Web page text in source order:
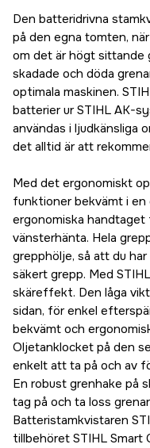
Den batteridrivna
på den egna tomten,
om det är högt sittande
skadade och döda
optimala maskinen.
batterier ur STIHL AK-
användas i ljudkänsliga
det alltid är att
Med det ergonomiskt
funktioner bekvämt i en
ergonomiska
vänsterhänta. Hela
grepphölje, så att du
säkert grepp. Med
skäreffekt. Den låga
sidan, för enkel
bekvämt och
Oljetanklocket på den
enkelt att ta på och av
En robust grenhake på
tag på och ta loss
Batteristamkvistaren
tillbehöret STIHL Smart